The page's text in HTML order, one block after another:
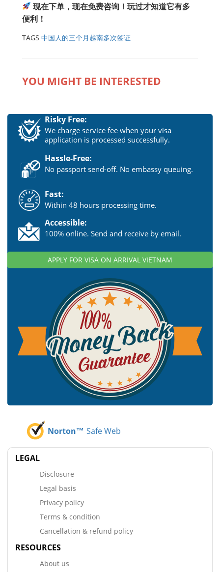
现在下单，现在免费咨询！玩过才知道它有多
便利！
TAGS 中国人的三个月越南多次签证
YOU MIGHT BE INTERESTED
Risky Free:
We charge service fee when your visa
application is processed successfully.
Hassle-Free:
No passport send-off. No embassy queuing.
Fast:
Within 48 hours processing time.
Accessible:
100% online. Send and receive by email.
APPLY FOR VISA ON ARRIVAL VIETNAM
Norton™ Safe Web
LEGAL
Disclosure
Legal basis
Privacy policy
Terms & condition
Cancellation & refund policy
RESOURCES
About us